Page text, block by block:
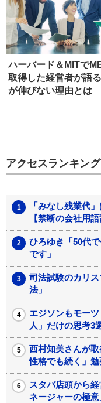
ハーバード＆MITで
取得した経営者が語
が伸びない理由とは
アクセスランキング
「みなし残業代
【禁断の会社用語
ひろゆき「50代
です」
司法試験のカリ
法」
エジソンもモー
人」だけの思考3
西村知美さんが
性格でも続く」
スタバ店頭から
ネージャーの極意